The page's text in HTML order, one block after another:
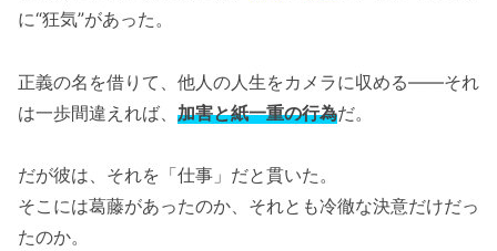
に“狂気”があった。
正義の名を借りて、他人の人生をカメラに収める――それ
は一歩間違えれば、 加害と紙一重の行為だ。
だが彼は、それを「仕事」だと貫いた。
そこには葛藤があったのか、それとも冷徹な決意だけだっ
たのか。